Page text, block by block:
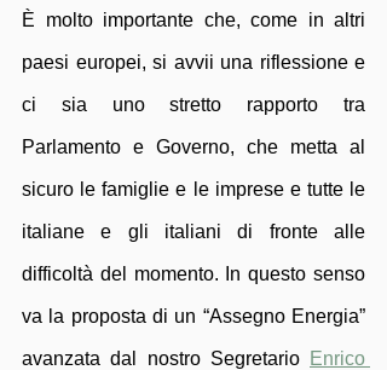
È molto importante che, come in altri
paesi europei, si avvii una riflessione e
ci sia uno stretto rapporto tra
Parlamento e Governo, che metta al
sicuro le famiglie e le imprese e tutte le
italiane e gli italiani di fronte alle
difficoltà del momento. In questo senso
va la proposta di un “Assegno Energia”
avanzata dal nostro Segretario Enrico